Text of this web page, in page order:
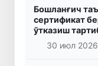
Бошланғич
сертификат
ўтказиш
30 июл